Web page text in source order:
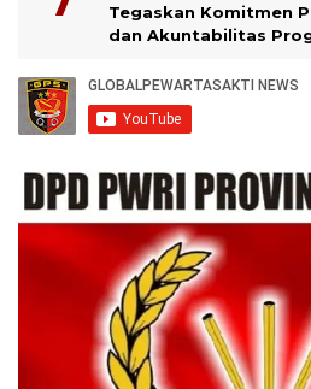
Tegaskan Komitmen
dan Akuntabilitas